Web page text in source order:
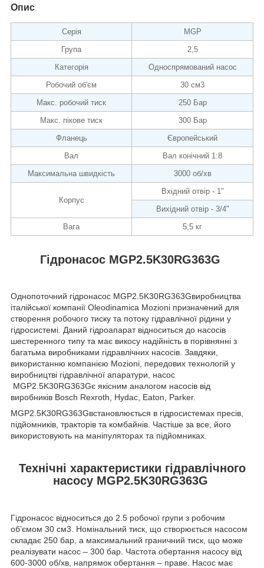
Опис
Серія
MGP
Група
2,5
Категорія
Односпрямований насос
Робочий об'єм
30 см3
Макс. робочий тиск
250 Бар
Макс. пікове тиск
300 Бар
Фланець
Європейський
Вал
Вал конічний 1:8
Максимальна швидкість
3000 об/хв
Корпус
Вхідний отвір - 1"
Вихідний отвір - 3/4"
Вага
5,5 кг
Гідронасос MGP2.5K30RG363G
Однопоточний гідронасос MGP2.5K30RG363Gвиробництва
італійської компанії Oleodinamica Mozioni призначений для
створення робочого тиску та потоку гідравлічної рідини у
гідросистемі. Даний гідроапарат відноситься до насосів
шестеренного типу та має викосу надійність в порівнянні з
багатьма виробниками гідравлічних насосів. Завдяки,
використанню компанією Mozioni, передових технологій у
виробництві гідравлічної апаратури, насос
MGP2.5K30RG363Gє якісним аналогом насосів від
виробників Bosch Rexroth, Hydac, Eaton, Parker.
MGP2.5K30RG363Gвстановлюється в гідросистемах пресів,
підйомників, тракторів та комбайнів. Частіше за все, його
використовують на маніпуляторах та підйомниках.
Технічні характеристики гідравлічного
насосу MGP2.5K30RG363G
Гідронасос відноситься до 2.5 робочої групи з робочим
об’ємом 30 см3 . Номінальний тиск, що створюється насосом
складає 250 бар, а максимальний граничний тиск, що може
реалізувати насос – 300 бар. Частота обертання насосу від
600-3000 об/хв, напрямок обертання – праве. Насос має